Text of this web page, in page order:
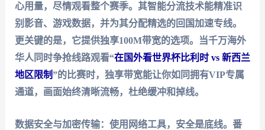
心用量，尽情观看整个赛季。其智能分流技术能精准识
别影音、游戏数据，并为其分配精选的回国加速专线。
更关键的是，它提供独享100M带宽的选项。当千万海外
华人同时争抢线路观看“在国外看世界杯比利时 vs 新西兰
地区限制”的比赛时，独享带宽能让你如同拥有VIP专属
通道，画面始终清晰流畅，杜绝缓冲和掉线。
数据安全与加密传输： 使用网络工具，安全是底线。 番